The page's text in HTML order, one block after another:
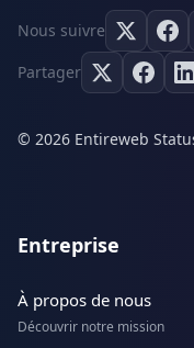
Nous suivre
Partager
© 2026 Entireweb
Entreprise
À propos de nous
Découvrir notre mission